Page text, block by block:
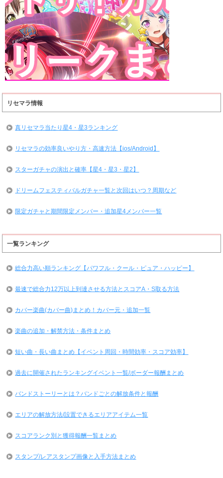
リセマラ情報
真リセマラ当たり星4・星3ランキング
リセマラの効率良いやり方・高速方法【ios/Android】
スターガチャの演出と確率【星4・星3・星2】
ドリームフェスティバルガチャ一覧と次回はいつ？周期など
限定ガチャと期間限定メンバー・追加星4メンバー一覧
一覧ランキング
総合力高い順ランキング【パワフル・クール・ピュア・ハッピー】
最速で総合力12万以上到達させる方法とスコアA・S取る方法
カバー楽曲(カバー曲)まとめ！カバー元・追加一覧
楽曲の追加・解禁方法・条件まとめ
短い曲・長い曲まとめ【イベント周回・時間効率・スコア効率】
過去に開催されたランキングイベント一覧/ボーダー報酬まとめ
バンドストーリーとは？バンドごとの解放条件と報酬
エリアの解放方法/設置できるエリアアイテム一覧
スコアランク別と獲得報酬一覧まとめ
スタンプ/レアスタンプ画像と入手方法まとめ